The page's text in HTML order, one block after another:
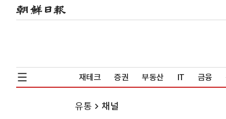
재테크 증권 부동산 IT 금융
유통 채널